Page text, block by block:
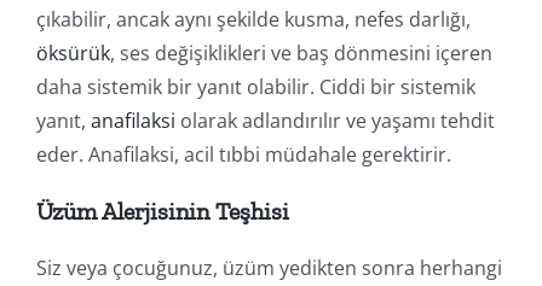
çıkabilir, ancak aynı şekilde kusma, nefes darlığı,
öksürük, ses değişiklikleri ve baş dönmesini içeren
daha sistemik bir yanıt olabilir. Ciddi bir sistemik
yanıt, anafilaksi olarak adlandırılır ve yaşamı tehdit
eder. Anafilaksi, acil tıbbi müdahale gerektirir.
Üzüm Alerjisinin Teşhisi
Siz veya çocuğunuz, üzüm yedikten sonra herhangi